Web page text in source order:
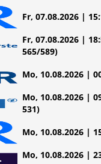
Fr, 07.08.2026 |
Fr, 07.08.2026 |
565/589)
Mo, 10.08.2026 |
Mo, 10.08.2026 |
531)
Mo, 10.08.2026 |
Mo, 10.08.2026 |